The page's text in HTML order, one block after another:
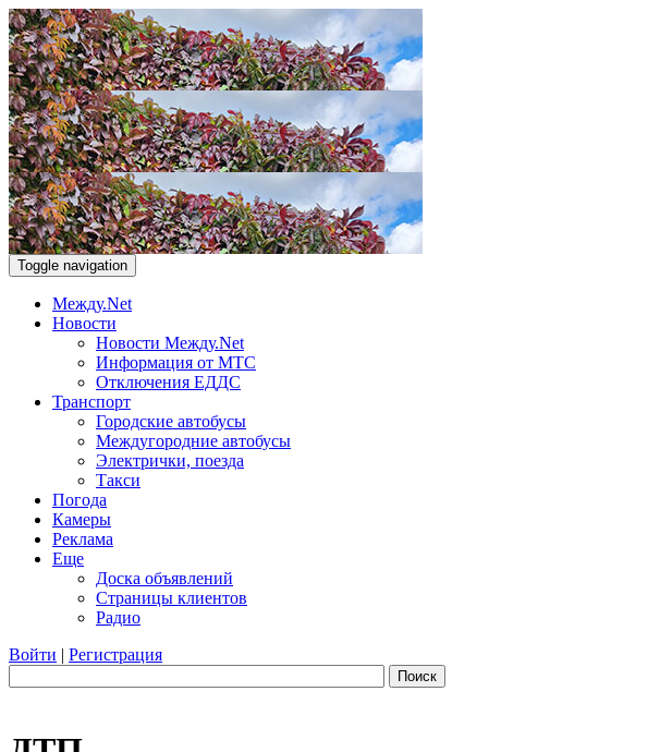
Toggle navigation
Между.Net
Новости
Новости Между.Net
Информация от МТС
Отключения ЕДДС
Транспорт
Городские автобусы
Междугородние автобусы
Электрички, поезда
Такси
Погода
Камеры
Реклама
Еще
Доска объявлений
Страницы клиентов
Радио
Войти | Регистрация
Поиск